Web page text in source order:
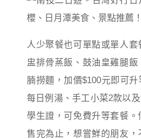
人少聚餐也可單點或單人
盅排骨蒸飯、鼓油皇雞腿
腩撈麵，加價$100元即可
每日例湯、手工小菜2款以
學生證，可免費升等套餐。
售完為止，想嘗鮮的朋友